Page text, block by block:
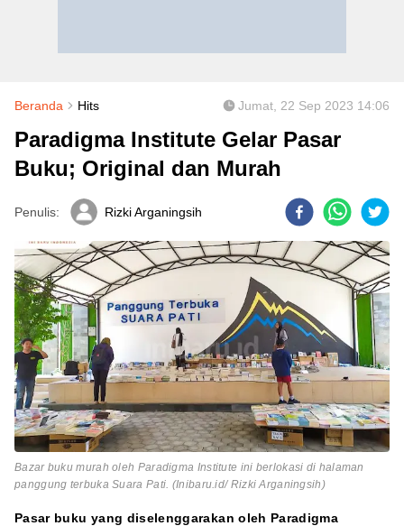
Beranda Hits Jumat, 22 Sep 2023 14:06
Paradigma Institute Gelar Pasar
Buku; Original dan Murah
Penulis: Rizki Arganingsih
Bazar buku murah oleh Paradigma Institute ini berlokasi di halaman
panggung terbuka Suara Pati. (Inibaru.id/ Rizki Arganingsih)
Pasar buku yang diselenggarakan oleh Paradigma